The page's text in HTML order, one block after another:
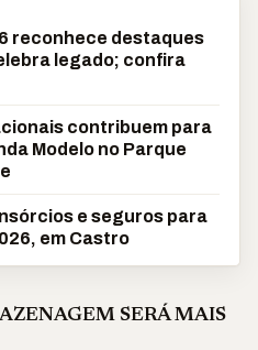
reconhece destaques
legado; confira
contribuem para
Modelo no Parque
e seguros para
em Castro
SERÁ MAIS